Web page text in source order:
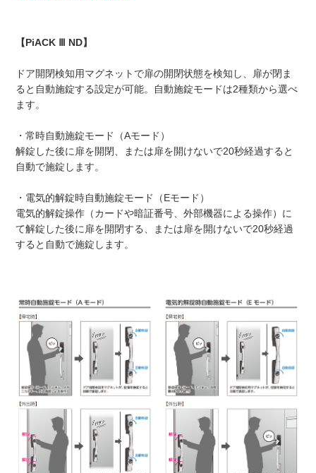
【PiACK Ⅲ ND】
ドア開閉検知用マグネットで扉の開閉状態を検知し、扉が閉ま
ると自動施錠する設定が可能。自動施錠モードは2種類から選べ
ます。
・常時自動施錠モード（Aモード）
解錠した後に扉を開閉、または扉を開けないで20秒経過すると
自動で施錠します。
・電気的解錠時自動施錠モード（Eモード）
電気的解錠操作（カードや暗証番号、外部機器による操作）に
て解錠した後に扉を開閉する、または扉を開けないで20秒経過
すると自動で施錠します。